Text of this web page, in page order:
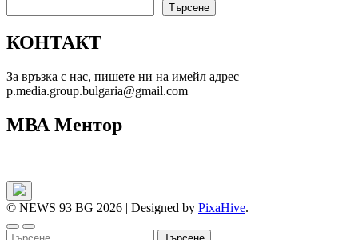
Търсене
КОНТАКТ
За връзка с нас, пишете ни на имейл адрес
p.media.group.bulgaria@gmail.com
МВА Ментор
© NEWS 93 BG 2026 | Designed by PixaHive.
Търсене